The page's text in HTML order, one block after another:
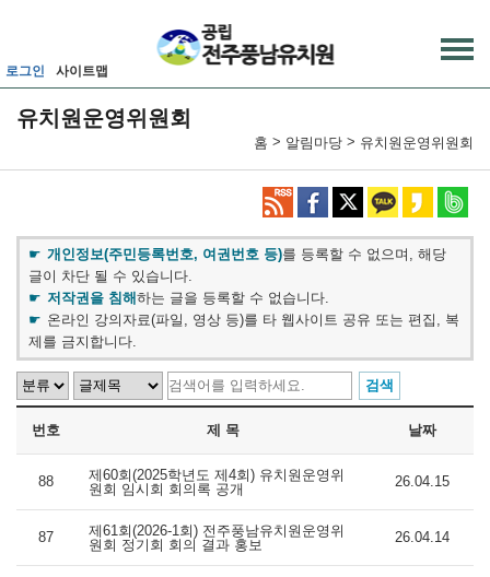
로그인 사이트맵
유치원운영위원회
홈 > 알림마당 > 유치원운영위원회
개인정보(주민등록번호, 여권번호 등)를 등록할 수 없으며, 해당
글이 차단 될 수 있습니다.
저작권을 침해하는 글을 등록할 수 없습니다.
온라인 강의자료(파일, 영상 등)를 타 웹사이트 공유 또는 편집, 복
제를 금지합니다.
번호 제 목 날짜
88
제60회(2025학년도 제4회) 유치원운영위
원회 임시회 회의록 공개
26.04.15
87
제61회(2026-1회) 전주풍남유치원운영위
원회 정기회 회의 결과 홍보
26.04.14